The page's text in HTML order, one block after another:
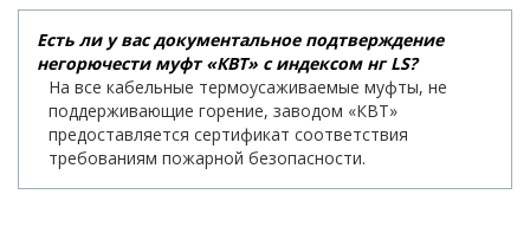
Есть ли у вас документальное подтверждение
негорючести муфт «КВТ» с индексом нг LS?
На все кабельные термоусаживаемые муфты, не
поддерживающие горение, заводом «КВТ»
предоставляется сертификат соответствия
требованиям пожарной безопасности.